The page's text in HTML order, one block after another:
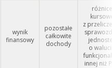
wynik
finansowy
pozostałe
całkowite
dochody
różnice
z
o
innej niż